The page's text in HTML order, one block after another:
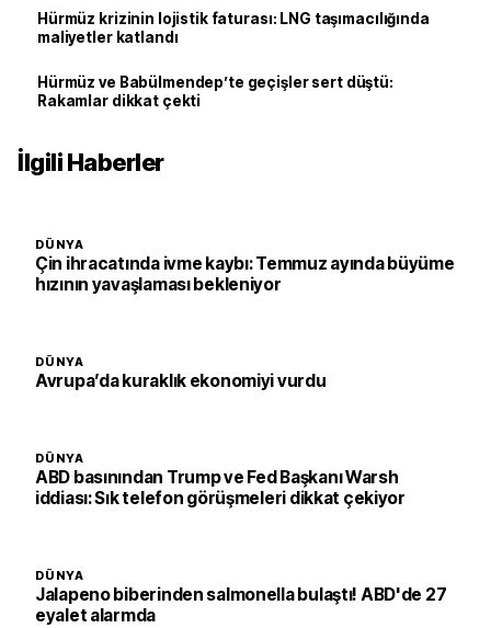
Hürmüz krizinin lojistik faturası: LNG taşımacılığında
maliyetler katlandı
Hürmüz ve Babülmendep’te geçişler sert düştü:
Rakamlar dikkat çekti
İlgili Haberler
DÜNYA
Çin ihracatında ivme kaybı: Temmuz ayında büyüme
hızının yavaşlaması bekleniyor
DÜNYA
Avrupa’da kuraklık ekonomiyi vurdu
DÜNYA
ABD basınından Trump ve Fed Başkanı Warsh
iddiası: Sık telefon görüşmeleri dikkat çekiyor
DÜNYA
Jalapeno biberinden salmonella bulaştı! ABD'de 27
eyalet alarmda